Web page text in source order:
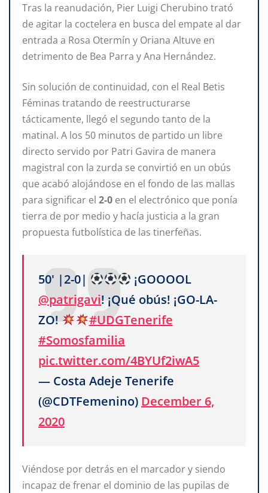
Tras la reanudación, Pier Luigi Cherubino trató
de agitar la coctelera en busca del empate al dar
entrada a Rosa Otermín y Oriana Altuve en
detrimento de Bea Parra y Ana Hernández.
Sin solución de continuidad, con el Real Betis
Féminas tratando de reestructurarse
tácticamente, llegó el segundo tanto de la
matinal. A los 50 minutos de partido un libre
directo servido por Patri Gavira de manera
magistral con la zurda se convirtió en un obús
que acabó alojándose en el fondo de las mallas
para significar el 2-0 en el electrónico que ponía
tierra de por medio y hacía justicia a la gran
propuesta futbolística de las tinerfeñas.
50' |2-0|
¡GOOOOL
@patrigavi! ¡Qué obús! ¡GO-LA-
ZO!
#UDGTenerife
#Somosfamilia
pic.twitter.com/4BYUf2iwA5
— Costa Adeje Tenerife
(@CDTFemenino) December 6,
2020
Viéndose por detrás en el marcador y siendo
incapaz de frenar el dominio de las pupilas de